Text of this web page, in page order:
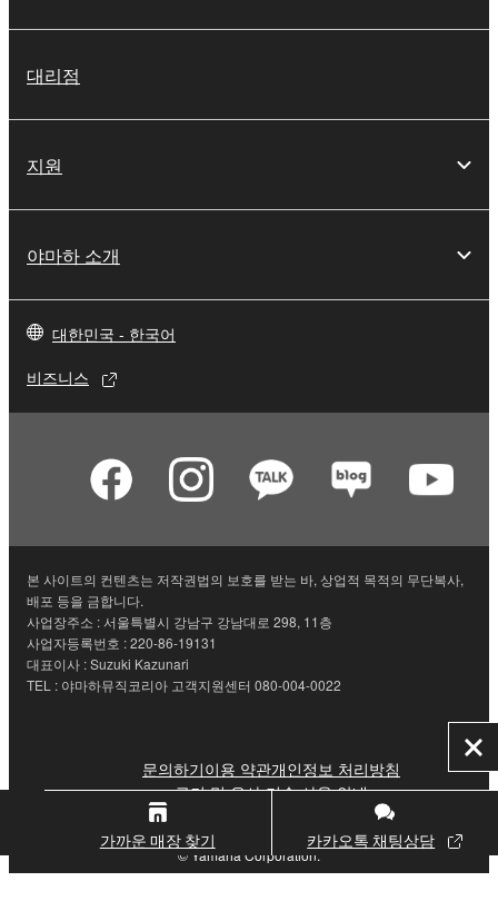
가까운 매장 찾기 카카오톡 채팅상담
닫
기
대리점
지원
야마하 소개
대한민국 - 한국어
비즈니스
본 사이트의 컨텐츠는 저작권법의 보호를 받는 바, 상업적 목적의 무단복사,
배포 등을 금합니다.
사업장주소 : 서울특별시 강남구 강남대로 298, 11층
사업자등록번호 : 220-86-19131
대표이사 : Suzuki Kazunari
TEL : 야마하뮤직코리아 고객지원센터 080-004-0022
문의하기이용 약관개인정보 처리방침
쿠키 및 유사 기술 사용 안내
© Yamaha Corporation.